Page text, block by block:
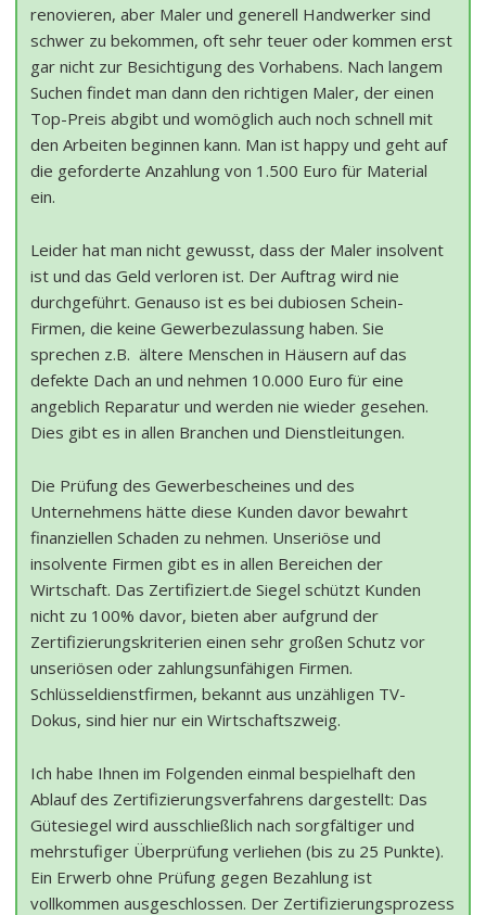
renovieren, aber Maler und generell Handwerker sind
schwer zu bekommen, oft sehr teuer oder kommen erst
gar nicht zur Besichtigung des Vorhabens. Nach langem
Suchen findet man dann den richtigen Maler, der einen
Top-Preis abgibt und womöglich auch noch schnell mit
den Arbeiten beginnen kann. Man ist happy und geht auf
die geforderte Anzahlung von 1.500 Euro für Material
ein.
Leider hat man nicht gewusst, dass der Maler insolvent
ist und das Geld verloren ist. Der Auftrag wird nie
durchgeführt. Genauso ist es bei dubiosen Schein-
Firmen, die keine Gewerbezulassung haben. Sie
sprechen z.B. ältere Menschen in Häusern auf das
defekte Dach an und nehmen 10.000 Euro für eine
angeblich Reparatur und werden nie wieder gesehen.
Dies gibt es in allen Branchen und Dienstleitungen.
Die Prüfung des Gewerbescheines und des
Unternehmens hätte diese Kunden davor bewahrt
finanziellen Schaden zu nehmen. Unseriöse und
insolvente Firmen gibt es in allen Bereichen der
Wirtschaft. Das Zertifiziert.de Siegel schützt Kunden
nicht zu 100% davor, bieten aber aufgrund der
Zertifizierungskriterien einen sehr großen Schutz vor
unseriösen oder zahlungsunfähigen Firmen.
Schlüsseldienstfirmen, bekannt aus unzähligen TV-
Dokus, sind hier nur ein Wirtschaftszweig.
Ich habe Ihnen im Folgenden einmal bespielhaft den
Ablauf des Zertifizierungsverfahrens dargestellt: Das
Gütesiegel wird ausschließlich nach sorgfältiger und
mehrstufiger Überprüfung verliehen (bis zu 25 Punkte).
Ein Erwerb ohne Prüfung gegen Bezahlung ist
vollkommen ausgeschlossen. Der Zertifizierungsprozess